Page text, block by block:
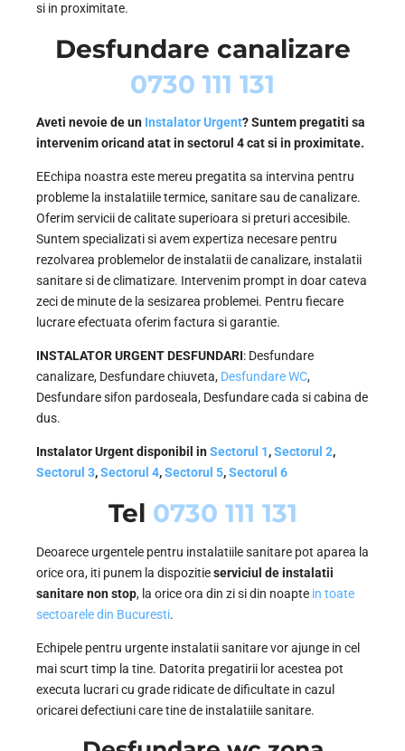
si in proximitate.
Desfundare canalizare
0730 111 131
Aveti nevoie de un Instalator Urgent? Suntem pregatiti sa
intervenim oricand atat in sectorul 4 cat si in proximitate.
EEchipa noastra este mereu pregatita sa intervina pentru
probleme la instalatiile termice, sanitare sau de canalizare.
Oferim servicii de calitate superioara si preturi accesibile.
Suntem specializati si avem expertiza necesare pentru
rezolvarea problemelor de instalatii de canalizare, instalatii
sanitare si de climatizare. Intervenim prompt in doar cateva
zeci de minute de la sesizarea problemei. Pentru fiecare
lucrare efectuata oferim factura si garantie.
INSTALATOR URGENT DESFUNDARI: Desfundare
canalizare, Desfundare chiuveta, Desfundare WC,
Desfundare sifon pardoseala, Desfundare cada si cabina de
dus.
Instalator Urgent disponibil inSectorul 1,Sectorul 2,
Sectorul 3,Sectorul 4,Sectorul 5,Sectorul 6
Tel 0730 111 131
Deoarece urgentele pentru instalatiile sanitare pot aparea la
orice ora, iti punem la dispozitieserviciul de instalatii
sanitare non stop, la orice ora din zi si din noapte in toate
sectoarele din Bucuresti.
Echipele pentru urgente instalatii sanitare vor ajunge in cel
mai scurt timp la tine. Datorita pregatirii lor acestea pot
executa lucrari cu grade ridicate de dificultate in cazul
oricarei defectiuni care tine de instalatiile sanitare.